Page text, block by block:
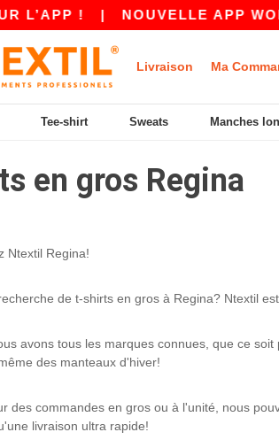
L’APP !|NOUVELLE APP
Livraison Ma
Tee-shirt Sweats Manches
en gros Regina
Ntextil Regina!
de t-shirts en gros à Regina? Ntextil
avons tous les marques connues, que ce
des manteaux d'hiver!
des commandes en gros ou à l'unité, nous
livraison ultra rapide!